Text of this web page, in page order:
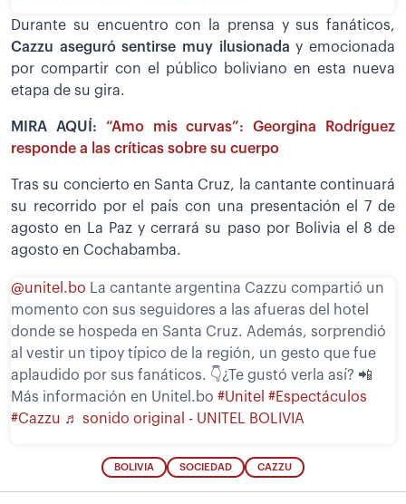
Durante su encuentro con la prensa y sus fanáticos,
Cazzu aseguró sentirse muy ilusionaday emocionada
por compartir con el público boliviano en esta nueva
etapa de su gira.
MIRA AQUÍ: “Amo mis curvas”: Georgina Rodríguez
responde a las críticas sobre su cuerpo
Tras su concierto en Santa Cruz, la cantante continuará
su recorrido por el país con una presentación el 7 de
agosto en La Paz y cerrará su paso por Bolivia el 8 de
agosto en Cochabamba.
@unitel.bo La cantante argentina Cazzu compartió un
momento con sus seguidores a las afueras del hotel
donde se hospeda en Santa Cruz. Además, sorprendió
al vestir un tipoy típico de la región, un gesto que fue
aplaudido por sus fanáticos. 👇¿Te gustó verla así? 📲
Más información en Unitel.bo #Unitel #Espectáculos
#Cazzu ♬ sonido original - UNITEL BOLIVIA
BOLIVIA SOCIEDAD CAZZU